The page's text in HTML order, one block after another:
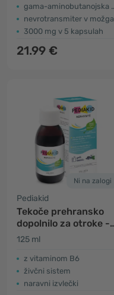
gama-aminobutanojska kislina
nevrotransmiter v možganih
3000 mg v 5 kapsulah
21.99 €
Ni na zalogi
Pediakid
Tekoče prehransko
dopolnilo za otroke -
pomiritev
125 ml
z vitaminom B6
živčni sistem
naravni izvlečki